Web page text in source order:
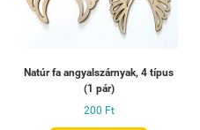
Natúr fa angyalszárnyak, 4 típus
(1 pár)
200 Ft